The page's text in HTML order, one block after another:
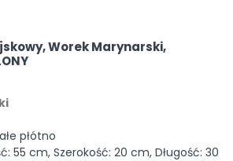
Worek Marynarski,
płótno
55 cm, Szerokość: 20 cm, Długość: 30